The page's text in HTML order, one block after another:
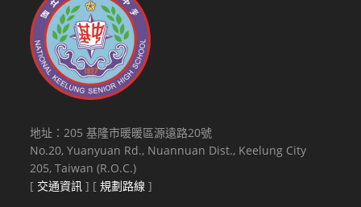
地址：205 基隆市暖暖區源遠路20號
No.20, Yuanyuan Rd., Nuannuan Dist., Keelung City
205, Taiwan (R.O.C.)
[ 交通資訊 ] [規劃路線 ]